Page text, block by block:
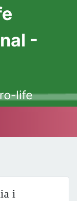
-
life
i